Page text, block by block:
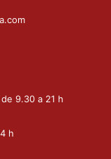
9.30 a 21 h
h